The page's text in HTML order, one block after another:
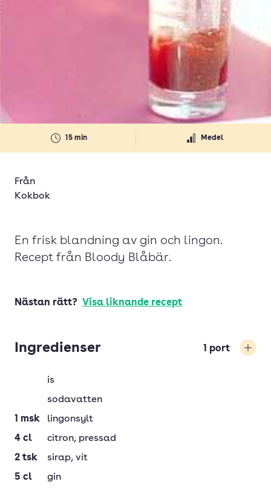
15 min Medel
Från
Kokbok
En frisk blandning av gin och lingon.
Recept från Bloody Blåbär.
Nästan rätt? Visa liknande recept
Ingredienser 1 port
is
sodavatten
1 msk
lingonsylt
4 cl citron, pressad
2 tsk sirap, vit
5 cl gin